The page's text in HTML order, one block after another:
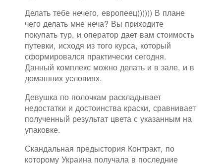
Делать тебе нечего, европеец)))))) В плане
чего делать мне неча? Вы приходите
покупать тур, и оператор дает вам стоимость
путевки, исходя из того курса, который
сформировался практически сегодня.
Данный комплекс можно делать и в зале, и в
домашних условиях.
Девушка по полочкам раскладывает
недостатки и достоинства краски, сравнивает
полученный результат цвета с указанным на
упаковке.
Скандальная предыстория Контракт, по
которому Украина получала в последние